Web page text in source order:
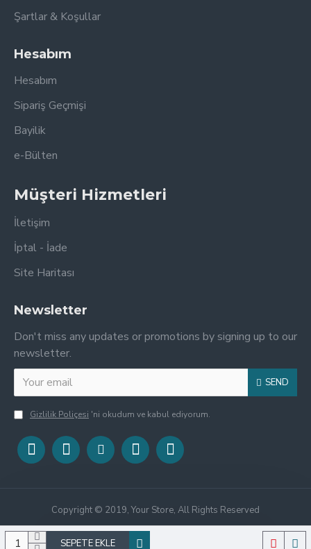
SEPETE EKLE
Şartlar & Koşullar
Hesabım
Hesabım
Sipariş Geçmişi
Bayilik
e-Bülten
Müşteri Hizmetleri
İletişim
İptal - İade
Site Haritası
Newsletter
Don't miss any updates or promotions by signing up to our
newsletter.
SEND
Gizlilik Poliçesi 'ni okudum ve kabul ediyorum.
Copyright © 2019, Your Store, All Rights Reserved